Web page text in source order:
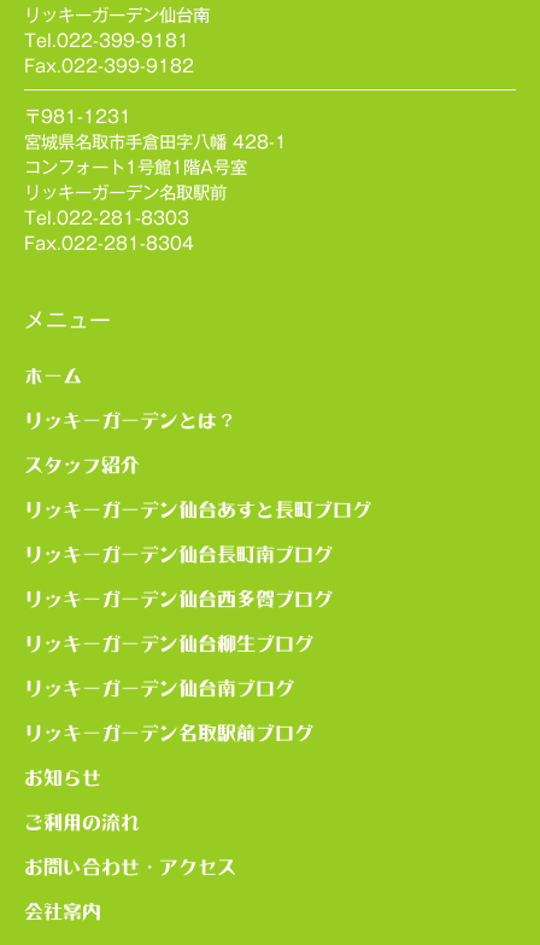
リッキーガーデン仙台南
Tel.022-399-9181
Fax.022-399-9182
〒981-1231
宮城県名取市手倉田字八幡 428-1
コンフォート1号館1階A号室
リッキーガーデン名取駅前
Tel.022-281-8303
Fax.022-281-8304
メニュー
ホーム
リッキーガーデンとは？
スタッフ紹介
リッキーガーデン仙台あすと長町ブログ
リッキーガーデン仙台長町南ブログ
リッキーガーデン仙台西多賀ブログ
リッキーガーデン仙台柳生ブログ
リッキーガーデン仙台南ブログ
リッキーガーデン名取駅前ブログ
お知らせ
ご利用の流れ
お問い合わせ・アクセス
会社案内